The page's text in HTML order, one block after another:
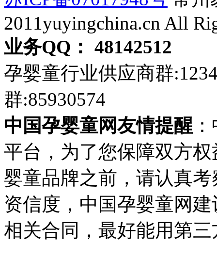
2011yuyingchina.cn All
业务QQ： 48142512
孕婴童行业供应商群
群:85930574
中国孕婴童网友情提醒
平台，为了您保障双方
婴童品牌之前，请认真
资信度，中国孕婴童网
相关合同，最好能用第